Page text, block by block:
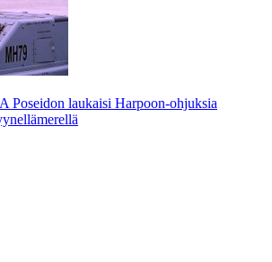
Poseidon laukaisi Harpoon-ohjuksia